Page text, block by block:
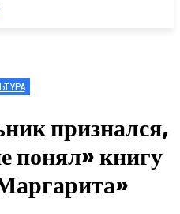
признался,
понял» книгу